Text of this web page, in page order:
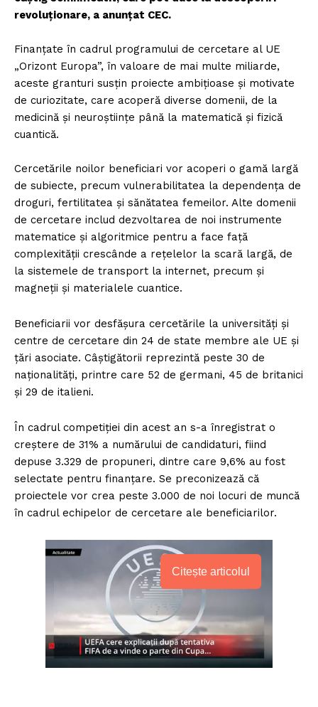
revoluționare, a anunțat CEC.
Finanțate în cadrul programului de cercetare al UE
„Orizont Europa”, în valoare de mai multe miliarde,
aceste granturi susțin proiecte ambițioase și motivate
de curiozitate, care acoperă diverse domenii, de la
medicină și neuroștiințe până la matematică și fizică
cuantică.
Cercetările noilor beneficiari vor acoperi o gamă largă
de subiecte, precum vulnerabilitatea la dependența de
droguri, fertilitatea și sănătatea femeilor. Alte domenii
de cercetare includ dezvoltarea de noi instrumente
matematice și algoritmice pentru a face față
complexității crescânde a rețelelor la scară largă, de
la sistemele de transport la internet, precum și
magneții și materialele cuantice.
Beneficiarii vor desfășura cercetările la universități și
centre de cercetare din 24 de state membre ale UE și
țări asociate. Câștigătorii reprezintă peste 30 de
naționalități, printre care 52 de germani, 45 de britanici
și 29 de italieni.
În cadrul competiției din acest an s-a înregistrat o
creștere de 31% a numărului de candidaturi, fiind
depuse 3.329 de propuneri, dintre care 9,6% au fost
selectate pentru finanțare. Se preconizează că
proiectele vor crea peste 3.000 de noi locuri de muncă
în cadrul echipelor de cercetare ale beneficiarilor.
Citește articolul